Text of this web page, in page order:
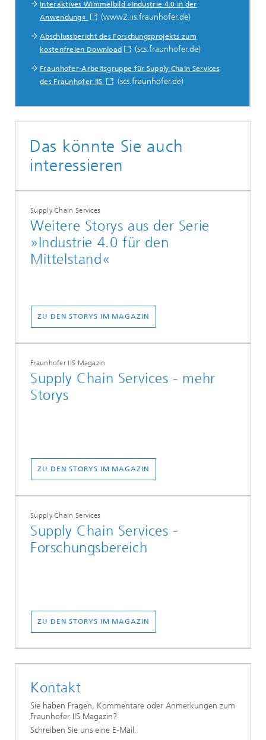
Interaktives Wimmelbild »Industrie 4.0 in der
Anwendung«
(www2.iis.fraunhofer.de)
Abschlussbericht des Forschungsprojekts zum
kostenfreien Download
(scs.fraunhofer.de)
Fraunhofer-Arbeitsgruppe für Supply Chain Services
des Fraunhofer IIS
(scs.fraunhofer.de)
Das könnte Sie auch
interessieren
Supply Chain Services
Weitere Storys aus der Serie
»Industrie 4.0 für den
Mittelstand«
ZU DEN STORYS IM MAGAZIN
Fraunhofer IIS Magazin
Supply Chain Services - mehr
Storys
ZU DEN STORYS IM MAGAZIN
Supply Chain Services
Supply Chain Services -
Forschungsbereich
ZU DEN STORYS IM MAGAZIN
Kontakt
Sie haben Fragen, Kommentare oder Anmerkungen zum
Fraunhofer IIS Magazin?
Schreiben Sie uns eine E-Mail.